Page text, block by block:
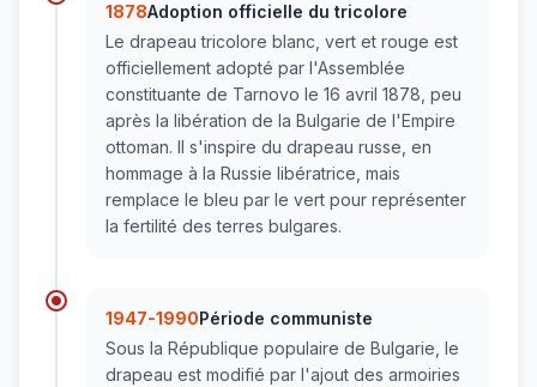
1878Adoption officielle du tricolore
Le drapeau tricolore blanc, vert et rouge est
officiellement adopté par l'Assemblée
constituante de Tarnovo le 16 avril 1878, peu
après la libération de la Bulgarie de l'Empire
ottoman. Il s'inspire du drapeau russe, en
hommage à la Russie libératrice, mais
remplace le bleu par le vert pour représenter
la fertilité des terres bulgares.
1947-1990Période communiste
Sous la République populaire de Bulgarie, le
drapeau est modifié par l'ajout des armoiries